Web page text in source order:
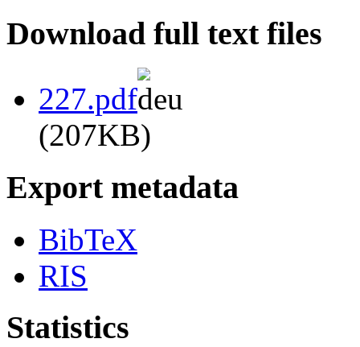
Download full text files
227.pdf
(207KB)
Export metadata
BibTeX
RIS
Statistics